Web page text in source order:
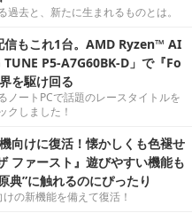
去と、新たに生まれるものとは。
信もこれ1台。AMD Ryzen™ AI
P5-A7G60BK-D」で『Fo
を駆け回る
ノートPCで話題のレースタイトルを
クしました！
向けに復活！懐かしくも色褪せ
ファースト』遊びやすい機能も
典”に触れるのにぴったり
の新機能を備えて復活！